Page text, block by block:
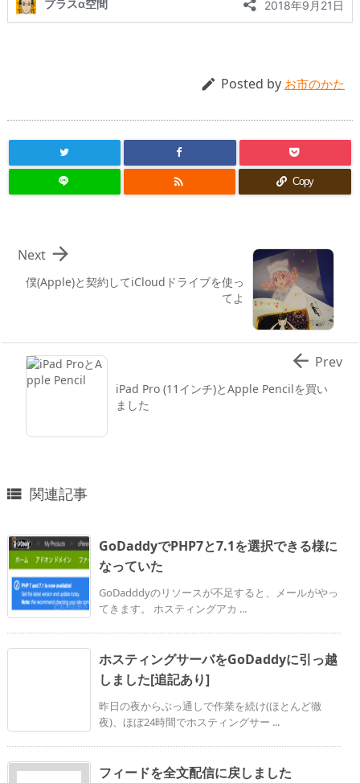
 Posted by お市のかた
 Copy
僕(Apple)と契約してiCloudドライブを使っ
てよ

Next
iPad Pro (11インチ)とApple Pencilを買い
ました
 Prev
 関連記事
GoDaddyでPHP7と7.1を選択できる様に
なっていた
GoDadddyのリソースが不足すると、メールがやっ
てきます。 ホスティングアカ ...
ホスティングサーバをGoDaddyに引っ越
しました[追記あり]
昨日の夜からぶっ通しで作業を続け(ほとんど徹
夜)、ほぼ24時間でホスティングサー ...
フィードを全文配信に戻しました